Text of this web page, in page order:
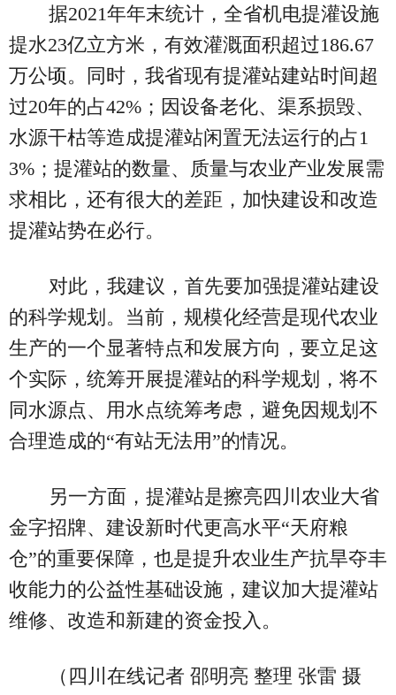
据2021年年末统计，全省机电提灌设施
提水23亿立方米，有效灌溉面积超过186.67
万公顷。同时，我省现有提灌站建站时间超
过20年的占42%；因设备老化、渠系损毁、
水源干枯等造成提灌站闲置无法运行的占1
3%；提灌站的数量、质量与农业产业发展需
求相比，还有很大的差距，加快建设和改造
提灌站势在必行。
对此，我建议，首先要加强提灌站建设
的科学规划。当前，规模化经营是现代农业
生产的一个显著特点和发展方向，要立足这
个实际，统筹开展提灌站的科学规划，将不
同水源点、用水点统筹考虑，避免因规划不
合理造成的“有站无法用”的情况。
另一方面，提灌站是擦亮四川农业大省
金字招牌、建设新时代更高水平“天府粮
仓”的重要保障，也是提升农业生产抗旱夺丰
收能力的公益性基础设施，建议加大提灌站
维修、改造和新建的资金投入。
（四川在线记者 邵明亮 整理 张雷 摄